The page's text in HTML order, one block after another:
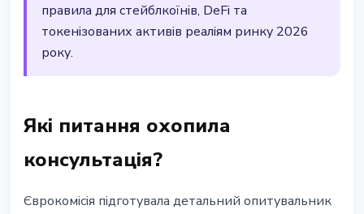
правила для стейблкоїнів, DeFi та
токенізованих активів реаліям ринку 2026
року.
Які питання охопила
консультація?
Єврокомісія підготувала детальний опитувальник